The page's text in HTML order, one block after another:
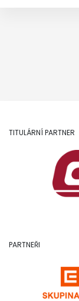
TITULÁRNÍ PARTNER
PARTNEŘI